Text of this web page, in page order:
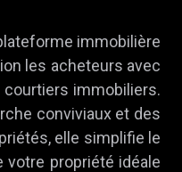
immobilière
les acheteurs avec
immobiliers.
conviviaux et des
elle simplifie le
propriété idéale